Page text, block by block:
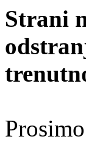
Strani